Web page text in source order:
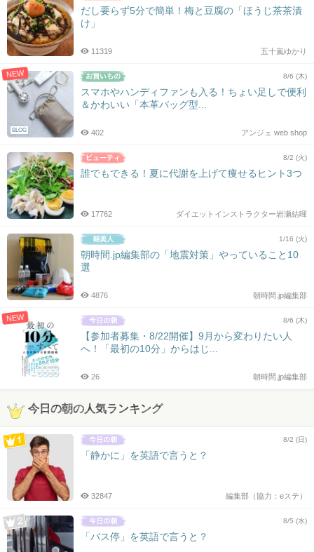
だし要らず5分で簡単！梅と豆腐の「ほうじ茶茶漬
け」
五十嵐ゆかり
11319
NEW
BLOG
8/6 (木)
スマホやハンディファンも入る！ちょい足しで便利
＆かわいい「本革バッグ型...
アンジェ web shop
402
8/2 (火)
誰でもできる！夏に代謝を上げて痩せるヒント3つ
ダイエットインストラクター岩瀬結暉
17762
1/16 (火)
朝時間.jp編集部の「地震対策」やっていること10
選
朝時間.jp編集部
4876
NEW 8/6 (木)
【参加者募集・8/22開催】9月から変わりたい人
へ！「最初の10分」からはじ...
朝時間.jp編集部
26
今日の朝の人気ランキング
8/2 (日)
「静かに」を英語で言うと？
編集部（協力：eステ）
32847
8/5 (水)
「バス停」を英語で言うと？